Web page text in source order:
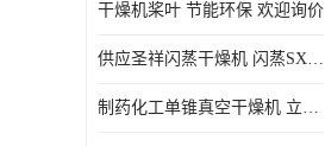
干燥机桨叶 节能环保 欢迎询价
供应圣祥闪蒸干燥机 闪蒸SXG-16型干燥机
制药化工单锥真空干燥机 立式锥形螺带搅拌式真空烘干机